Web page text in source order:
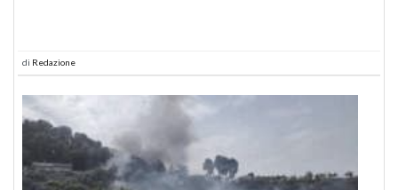
di Redazione